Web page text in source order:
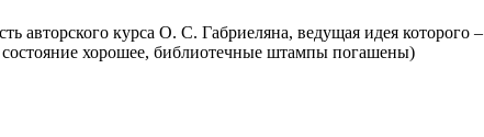
авторского курса О. С. Габриеляна, ведущая идея которого
хорошее, библиотечные штампы погашены)